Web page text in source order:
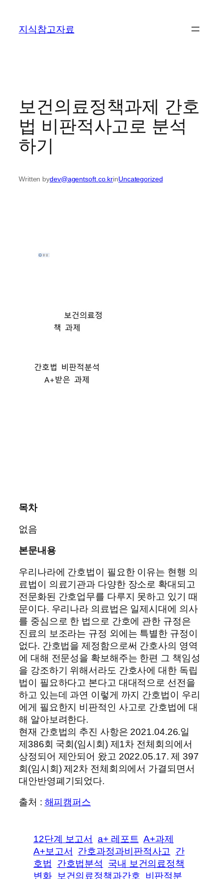
지식참고자료
보건의료정책과제 간호
법 비판적사고로 분석
하기
Written bydev@agentsoft.co.krinUncategorized
목차
없음
본문내용
우리나라에 간호법이 필요한 이유는 현행 의
료법이 의료기관과 다양한 장소로 확대되고
전문화된 간호업무를 다루지 못하고 있기 때
문이다. 우리나라 의료법은 일제시대에 의사
를 중심으로 한 법으로 간호에 관한 규정은
진료의 보조라는 규정 외에는 특별한 규정이
없다. 간호법을 제정함으로써 간호사의 영역
에 대해 전문성을 확보해주는 한편 그 책임성
을 강조하기 위해서라도 간호사에 대한 독립
법이 필요하다고 본다고 대대적으로 선전을
하고 있는데 과연 이렇게 까지 간호법이 우리
에게 필요한지 비판적인 사고로 간호법에 대
해 알아보려한다.
현재 간호법의 추진 사항은 2021.04.26.일
제386회 국회(임시회) 제1차 전체회의에서
상정되어 제안되어 왔고 2022.05.17. 제 397
회(임시회) 제2차 전체회의에서 가결되면서
대안반영폐기되었다.
출처 : 해피캠퍼스
12단계 보고서 a+ 레포트 A+과제
A+보고서
간호과정과비판적사고 간
호법
간호법분석
국내 보건의료정책
변화 보건의료정책과간호 비판적분